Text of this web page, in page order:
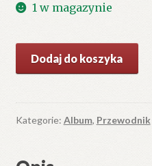
1 w magazynie
Oxford
Colour.
Dodaj do koszyka
Kategorie: Album, Przewodnik